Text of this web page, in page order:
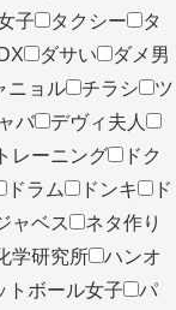
子 タクシー
タ
ダサい
ダメ男
ニョル チラシ
ツ
バ
デヴィ夫人
トレーニング
ドク
ドラム ドンキ
ド
ャベス
ネタ作り
学研究所
ハンオ
トボール女子
パ